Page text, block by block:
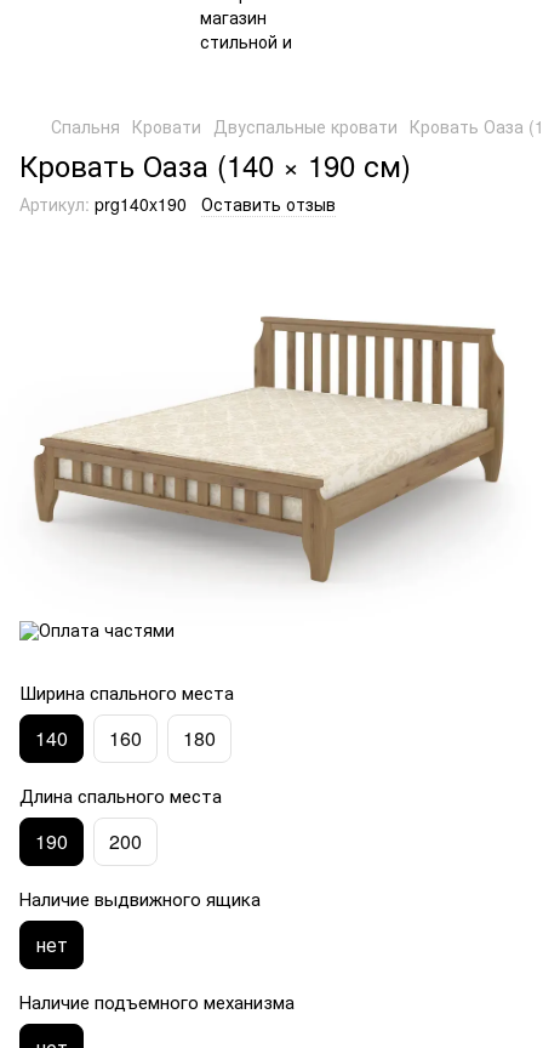
Спальня Кровати Двуспальные кровати Кровать Оаза
Кровать Оаза (140 × 190 см)
Артикул: prg140x190 Оставить отзыв
Ширина спального места
140 160 180
Длина спального места
190 200
Наличие выдвижного ящика
нет
Наличие подъемного механизма